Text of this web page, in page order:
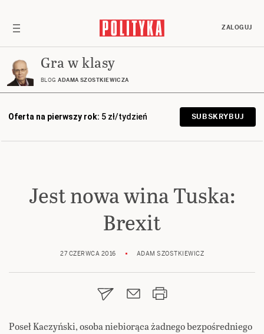
ZALOGUJ
Gra w klasy
BLOG ADAMA SZOSTKIEWICZA
Oferta na pierwszy rok: 5 zł/tydzień SUBSKRYBUJ
Jest nowa wina Tuska:
Brexit
27 CZERWCA 2016 ADAM SZOSTKIEWICZ
Poseł Kaczyński, osoba niebiorąca żadnego bezpośredniego